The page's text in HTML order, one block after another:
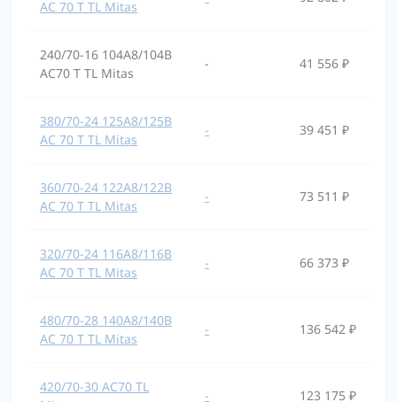
AC 70 T TL Mitas
240/70-16 104A8/104B
AC70 T TL Mitas
- 41 556 ₽
380/70-24 125A8/125B
AC 70 T TL Mitas
- 39 451 ₽
360/70-24 122A8/122B
AC 70 T TL Mitas
- 73 511 ₽
320/70-24 116A8/116B
AC 70 T TL Mitas
- 66 373 ₽
480/70-28 140A8/140B
AC 70 T TL Mitas
- 136 542 ₽
420/70-30 AC70 TL
- 123 175 ₽